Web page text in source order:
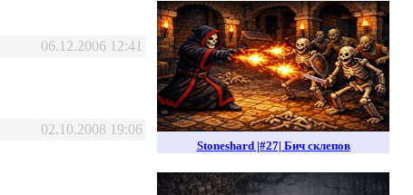
06.12.2006 12:41
02.10.2008 19:06
Stoneshard |#27| Бич склепов